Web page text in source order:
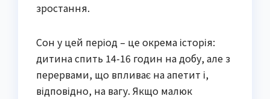
зростання.
Сон у цей період – це окрема історія:
дитина спить 14-16 годин на добу, але з
перервами, що впливає на апетит і,
відповідно, на вагу. Якщо малюк